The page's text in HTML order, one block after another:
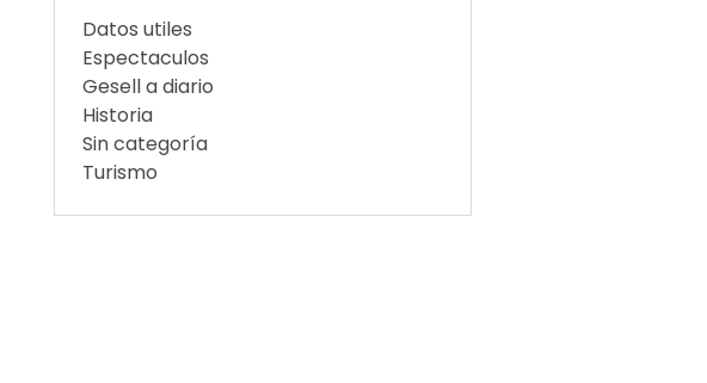
Datos utiles
Espectaculos
Gesell a diario
Historia
Sin categoría
Turismo